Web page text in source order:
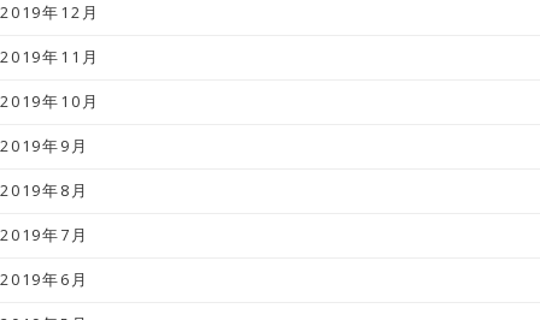
2019年12月
2019年11月
2019年10月
2019年9月
2019年8月
2019年7月
2019年6月